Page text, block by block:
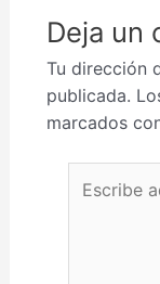
Deja un
Tu dirección
publicada.
marcados